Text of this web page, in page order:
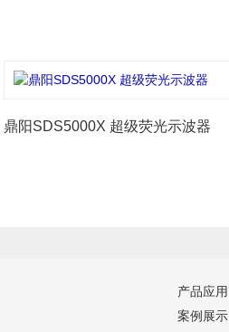
鼎阳SDS5000X 超级荧光示波器
产品应用
案例展示